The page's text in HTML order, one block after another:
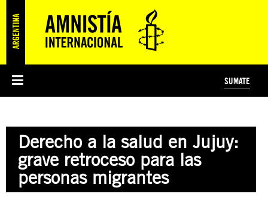
PREGUNTAS FRECUENTES
ÁREAS TEMÁTICAS
JUSTICIA INTERNACIONAL
EDUCACIÓN EN DERECHOS HUMANOS Y JÓVENES
PRENSA
SUSCRIBITE
SUMATE
PREGUNTAS FRECUENTES
Derecho a la salud en Jujuy:
grave retroceso para las
personas migrantes